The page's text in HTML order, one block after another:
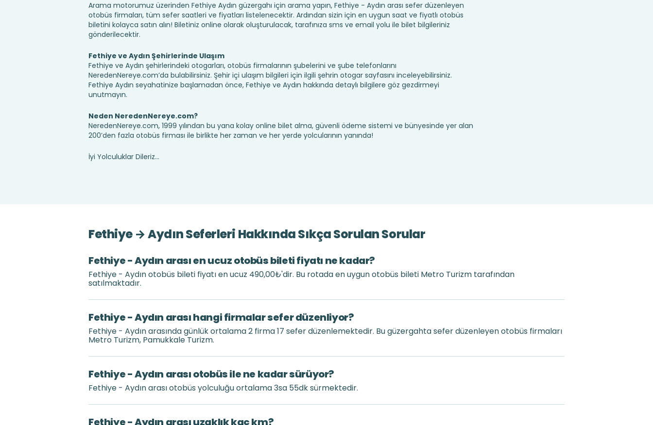
Arama motorumuz üzerinden Fethiye Aydın güzergahı için arama yapın, Fethiye - Aydın arası sefer düzenleyen
otobüs firmaları, tüm sefer saatleri ve fiyatları listelenecektir. Ardından sizin için en uygun saat ve fiyatlı otobüs
biletini kolayca satın alın! Biletiniz online olarak oluşturulacak, tarafınıza sms ve email yolu ile bilet bilgileriniz
gönderilecektir.
Fethiye ve Aydın Şehirlerinde Ulaşım
Fethiye ve Aydın şehirlerindeki otogarları, otobüs firmalarının şubelerini ve şube telefonlarını
NeredenNereye.com’da bulabilirsiniz. Şehir içi ulaşım bilgileri için ilgili şehrin otogar sayfasını inceleyebilirsiniz.
Fethiye Aydın seyahatinize başlamadan önce, Fethiye ve Aydın hakkında detaylı bilgilere göz gezdirmeyi
unutmayın.
Neden NeredenNereye.com?
NeredenNereye.com, 1999 yılından bu yana kolay online bilet alma, güvenli ödeme sistemi ve bünyesinde yer alan
200’den fazla otobüs firması ile birlikte her zaman ve her yerde yolcularının yanında!
İyi Yolculuklar Dileriz...
Fethiye → Aydın Seferleri Hakkında Sıkça Sorulan Sorular
Fethiye - Aydın arası en ucuz otobüs bileti fiyatı ne kadar?
Fethiye - Aydın otobüs bileti fiyatı en ucuz 490,00₺'dir. Bu rotada en uygun otobüs bileti Metro Turizm tarafından
satılmaktadır.
Fethiye - Aydın arası hangi firmalar sefer düzenliyor?
Fethiye - Aydın arasında günlük ortalama 2 firma 17 sefer düzenlemektedir. Bu güzergahta sefer düzenleyen otobüs firmaları
Metro Turizm, Pamukkale Turizm.
Fethiye - Aydın arası otobüs ile ne kadar sürüyor?
Fethiye - Aydın arası otobüs yolculuğu ortalama 3sa 55dk sürmektedir.
Fethiye - Aydın arası uzaklık kaç km?